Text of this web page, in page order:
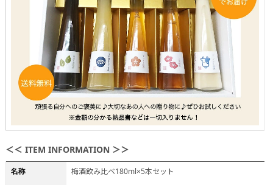
＜＜ ITEM INFORMATION ＞＞
名称
梅酒飲み比べ180ml×5本セット